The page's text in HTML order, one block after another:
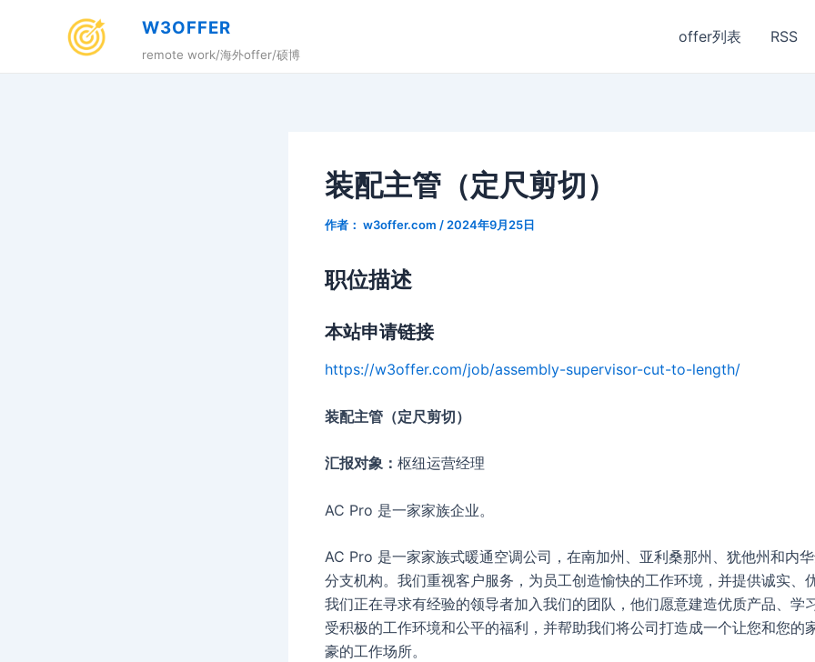
W3OFFER
remote work/海外offer/硕博
offer列表 RSS
装配主管（定尺剪切）
作者： w3offer.com / 2024年9月25日
职位描述
本站申请链接
https://w3offer.com/job/assembly-supervisor-cut-to-length/
装配主管（定尺剪切）
汇报对象： 枢纽运营经理
AC Pro 是一家家族企业。
AC Pro 是一家家族式暖通空调公司，在南加州、亚利桑那州、犹他州和内
分支机构。我们重视客户服务，为员工创造愉快的工作环境，并提供诚实、
我们正在寻求有经验的领导者加入我们的团队，他们愿意建造优质产品、学
受积极的工作环境和公平的福利，并帮助我们将公司打造成一个让您和您的
豪的工作场所。